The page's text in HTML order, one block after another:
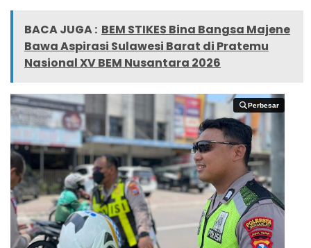
BACA JUGA : BEM STIKES Bina Bangsa Majene
Bawa Aspirasi Sulawesi Barat di Pratemu
Nasional XV BEM Nusantara 2026
Perbesar
Perbesar